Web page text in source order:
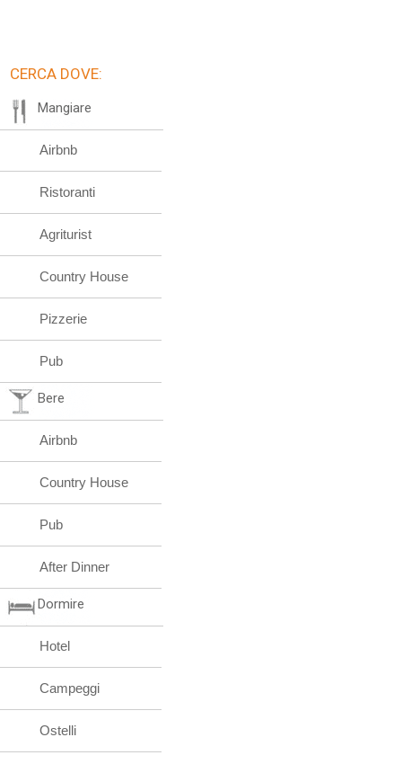
CERCA DOVE:
Mangiare
Airbnb
Ristoranti
Agriturist
Country House
Pizzerie
Pub
Bere
Airbnb
Country House
Pub
After Dinner
Dormire
Hotel
Campeggi
Ostelli